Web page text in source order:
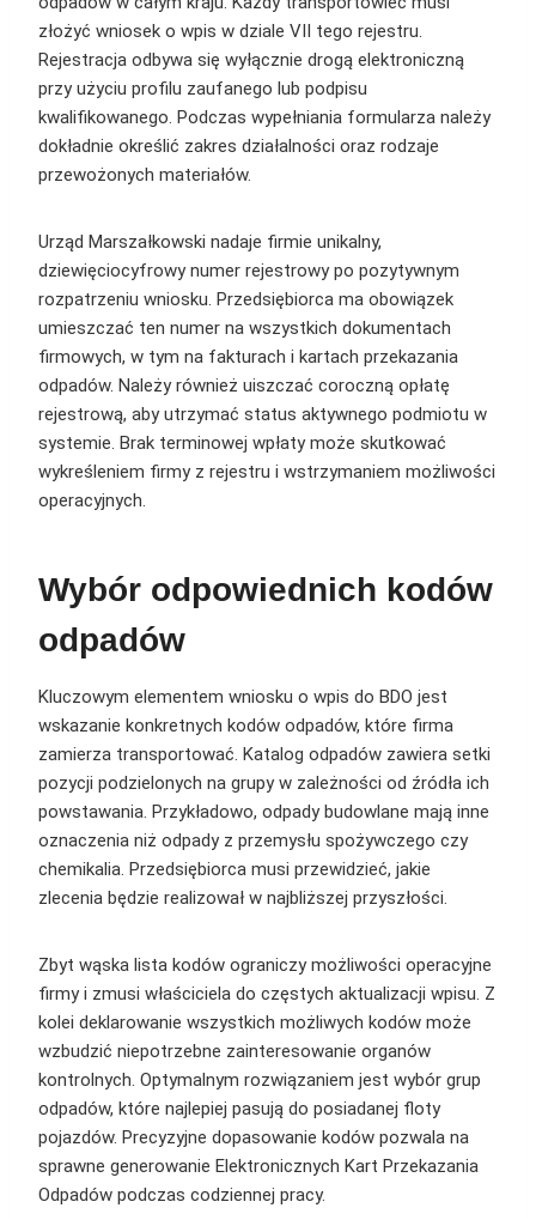
złożyć wniosek o wpis w dziale VII tego rejestru.
Rejestracja odbywa się wyłącznie drogą elektroniczną
przy użyciu profilu zaufanego lub podpisu
kwalifikowanego. Podczas wypełniania formularza należy
dokładnie określić zakres działalności oraz rodzaje
przewożonych materiałów.
Urząd Marszałkowski nadaje firmie unikalny,
dziewięciocyfrowy numer rejestrowy po pozytywnym
rozpatrzeniu wniosku. Przedsiębiorca ma obowiązek
umieszczać ten numer na wszystkich dokumentach
firmowych, w tym na fakturach i kartach przekazania
odpadów. Należy również uiszczać coroczną opłatę
rejestrową, aby utrzymać status aktywnego podmiotu w
systemie. Brak terminowej wpłaty może skutkować
wykreśleniem firmy z rejestru i wstrzymaniem możliwości
operacyjnych.
Wybór odpowiednich kodów
odpadów
Kluczowym elementem wniosku o wpis do BDO jest
wskazanie konkretnych kodów odpadów, które firma
zamierza transportować. Katalog odpadów zawiera setki
pozycji podzielonych na grupy w zależności od źródła ich
powstawania. Przykładowo, odpady budowlane mają inne
oznaczenia niż odpady z przemysłu spożywczego czy
chemikalia. Przedsiębiorca musi przewidzieć, jakie
zlecenia będzie realizował w najbliższej przyszłości.
Zbyt wąska lista kodów ograniczy możliwości operacyjne
firmy i zmusi właściciela do częstych aktualizacji wpisu. Z
kolei deklarowanie wszystkich możliwych kodów może
wzbudzić niepotrzebne zainteresowanie organów
kontrolnych. Optymalnym rozwiązaniem jest wybór grup
odpadów, które najlepiej pasują do posiadanej floty
pojazdów. Precyzyjne dopasowanie kodów pozwala na
sprawne generowanie Elektronicznych Kart Przekazania
Odpadów podczas codziennej pracy.